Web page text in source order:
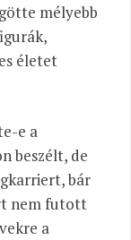
mélyebb
életet
e a
beszélt, de
bár
nem futott
a